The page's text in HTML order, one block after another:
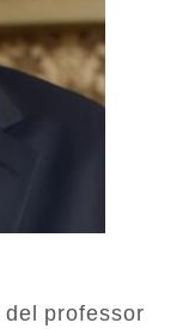
professor